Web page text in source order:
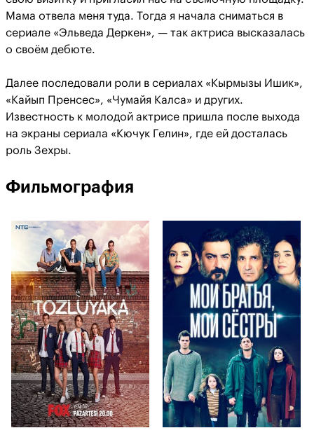
Мама отвела меня туда. Тогда я начала сниматься в
сериале «Эльведа Деркен», — так актриса высказалась
о своём дебюте.
Далее последовали роли в сериалах «Кырмызы Ишик»,
«Кайып Пренсес», «Чумайя Калса» и других.
Известность к молодой актрисе пришла после выхода
на экраны сериала «Кючук Гелин», где ей досталась
роль Зехры.
Фильмография